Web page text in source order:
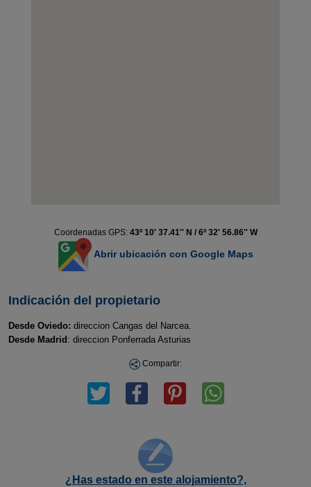
Coordenadas GPS: 43º 10' 37.41'' N / 6º 32' 56.86'' W
Abrir ubicación con Google Maps
Indicación del propietario
Desde Oviedo: direccion Cangas del Narcea.
Desde Madrid : direccion Ponferrada Asturias
Compartir:
¿Has estado en este alojamiento?,